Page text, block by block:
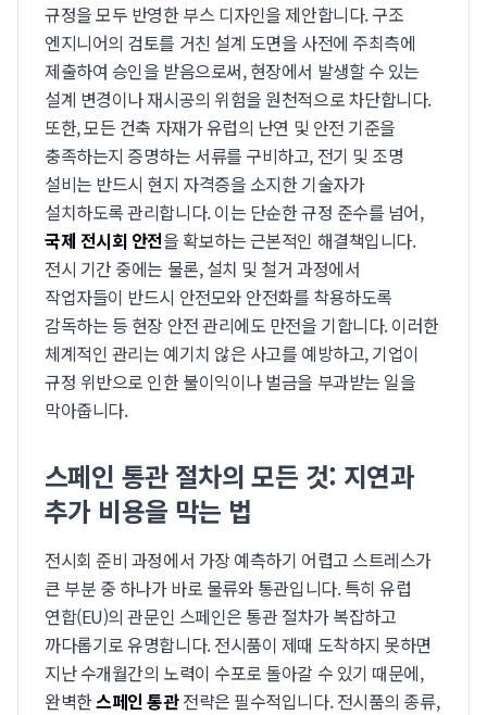
규정을 모두 반영한 부스 디자인을 제안합니다. 구조
엔지니어의 검토를 거친 설계 도면을 사전에 주최측에
제출하여 승인을 받음으로써, 현장에서 발생할 수 있는
설계 변경이나 재시공의 위험을 원천적으로 차단합니다.
또한, 모든 건축 자재가 유럽의 난연 및 안전 기준을
충족하는지 증명하는 서류를 구비하고, 전기 및 조명
설비는 반드시 현지 자격증을 소지한 기술자가
설치하도록 관리합니다. 이는 단순한 규정 준수를 넘어,
국제 전시회 안전을 확보하는 근본적인 해결책입니다.
전시 기간 중에는 물론, 설치 및 철거 과정에서
작업자들이 반드시 안전모와 안전화를 착용하도록
감독하는 등 현장 안전 관리에도 만전을 기합니다. 이러한
체계적인 관리는 예기치 않은 사고를 예방하고, 기업이
규정 위반으로 인한 불이익이나 벌금을 부과받는 일을
막아줍니다.
스페인 통관 절차의 모든 것: 지연과
추가 비용을 막는 법
전시회 준비 과정에서 가장 예측하기 어렵고 스트레스가
큰 부분 중 하나가 바로 물류와 통관입니다. 특히 유럽
연합(EU)의 관문인 스페인은 통관 절차가 복잡하고
까다롭기로 유명합니다. 전시품이 제때 도착하지 못하면
지난 수개월간의 노력이 수포로 돌아갈 수 있기 때문에,
완벽한스페인 통관전략은 필수적입니다. 전시품의 종류,